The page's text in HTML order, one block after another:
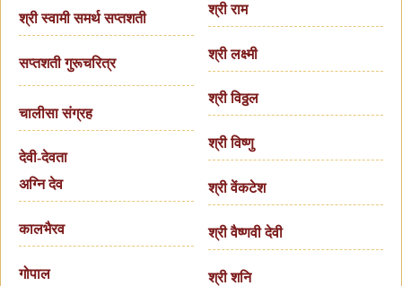
श्री स्वामी समर्थ सप्तशती
सप्तशती गुरूचरित्र
चालीसा संग्रह
देवी-देवता
अग्नि देव
कालभैरव
गोपाल
श्री राम
श्री लक्ष्मी
श्री विठ्ठल
श्री विष्णु
श्री वेंकटेश
श्री वैष्णवी देवी
श्री शनि